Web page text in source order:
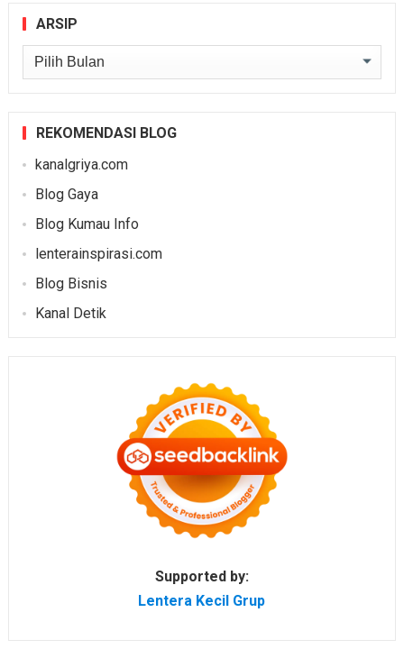
ARSIP
Arsip
REKOMENDASI BLOG
kanalgriya.com
Blog Gaya
Blog Kumau Info
lenterainspirasi.com
Blog Bisnis
Kanal Detik
Supported by:
Lentera Kecil Grup